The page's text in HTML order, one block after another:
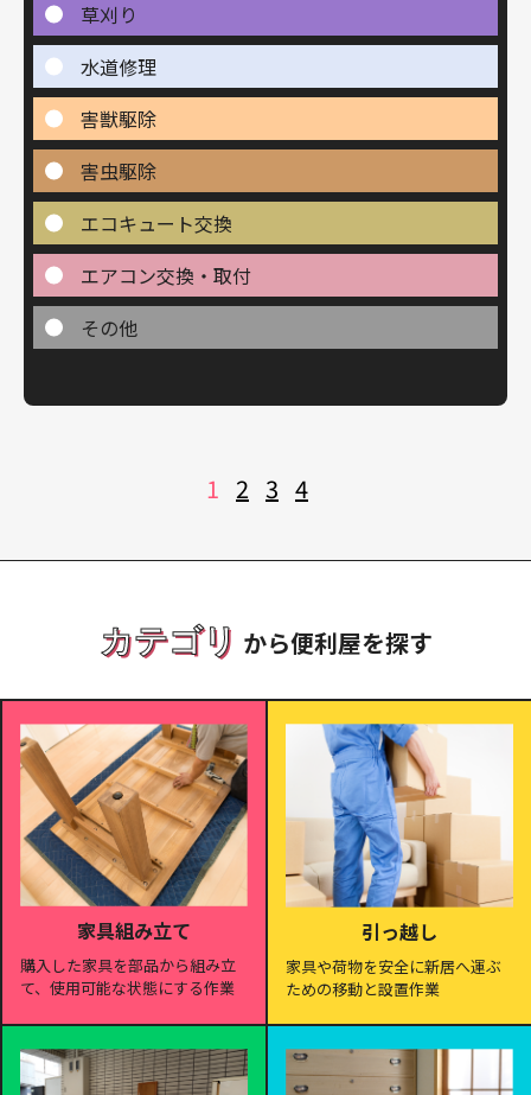
草刈り
水道修理
害獣駆除
害虫駆除
エコキュート交換
エアコン交換・取付
その他
ー
1 2 3 4
カテゴリ から便利屋を探す
家具組み立て
購入した家具を部品から組み立
て、使用可能な状態にする作業
引っ越し
家具や荷物を安全に新居へ運ぶ
ための移動と設置作業